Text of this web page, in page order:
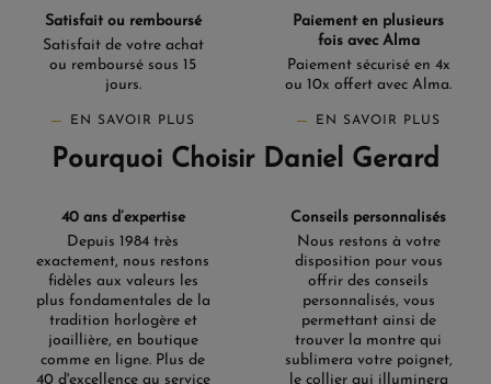
Satisfait ou remboursé
Satisfait de votre achat
ou remboursé sous 15
jours.
EN SAVOIR PLUS
Paiement en plusieurs
fois avec Alma
Paiement sécurisé en 4x
ou 10x offert avec Alma.
EN SAVOIR PLUS
Pourquoi Choisir Daniel Gerard
40 ans d’expertise
Depuis 1984 très
exactement, nous restons
fidèles aux valeurs les
plus fondamentales de la
tradition horlogère et
joaillière, en boutique
comme en ligne. Plus de
40 d'excellence au service
Conseils personnalisés
Nous restons à votre
disposition pour vous
offrir des conseils
personnalisés, vous
permettant ainsi de
trouver la montre qui
sublimera votre poignet,
le collier qui illuminera